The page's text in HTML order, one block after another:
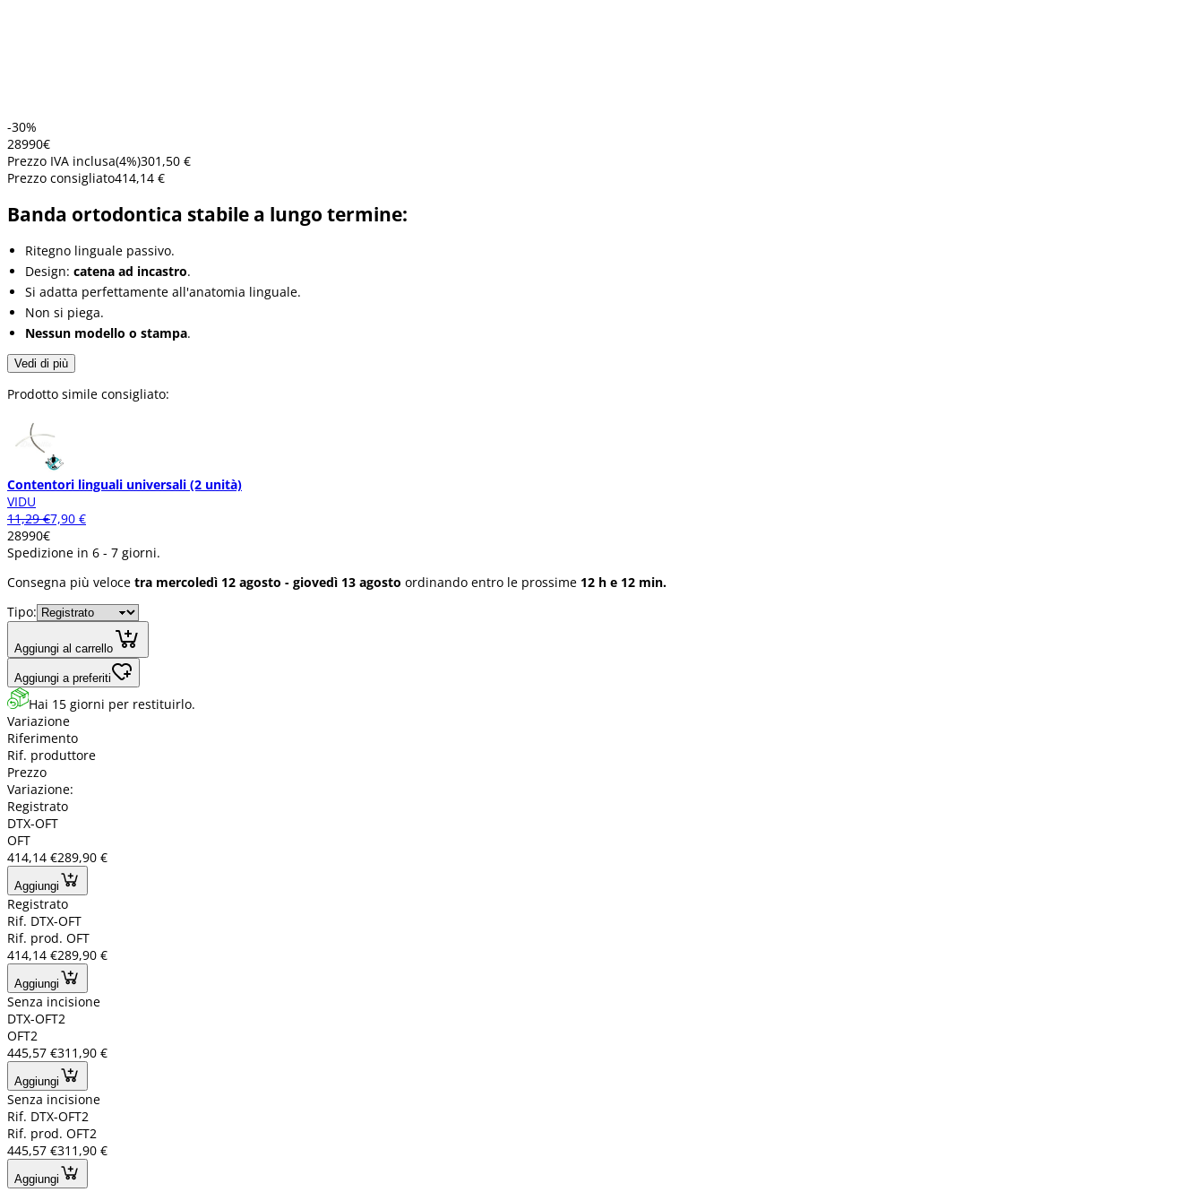
-30%
28990€
Prezzo IVA inclusa(4%)301,50 €
Prezzo consigliato414,14 €
Banda ortodontica stabile a lungo termine:
Ritegno linguale passivo.
Design: catena ad incastro.
Si adatta perfettamente all'anatomia linguale.
Non si piega.
Nessun modello o stampa.
Vedi di più
Prodotto simile consigliato:
Contentori linguali universali (2 unità)
VIDU
11,29 €7,90 €
28990€
Spedizione in 6 - 7 giorni.
Consegna più veloce tra mercoledì 12 agosto - giovedì 13 agosto ordinando entro le prossime 12 h e 12 min.
Tipo:
Aggiungi al carrello
Aggiungi a preferiti
Hai 15 giorni per restituirlo.
Variazione
Riferimento
Rif. produttore
Prezzo
Variazione:
Registrato
DTX-OFT
OFT
414,14 €289,90 €
Aggiungi
Registrato
Rif. DTX-OFT
Rif. prod. OFT
414,14 €289,90 €
Aggiungi
Senza incisione
DTX-OFT2
OFT2
445,57 €311,90 €
Aggiungi
Senza incisione
Rif. DTX-OFT2
Rif. prod. OFT2
445,57 €311,90 €
Aggiungi